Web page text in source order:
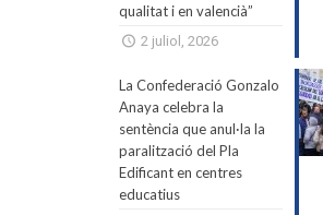
qualitat i en valencià”
2 juliol, 2026
La Confederació Gonzalo
Anaya celebra la
sentència que anul·la la
paralització del Pla
Edificant en centres
educatius